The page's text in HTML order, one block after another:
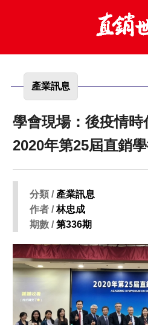
產業訊息
學會現場：後疫情
2020年第25屆直銷
分類 / 產業訊息
作者 /林忠成
期數 /第336期